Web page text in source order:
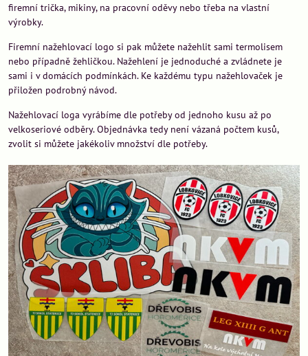
firemní trička, mikiny, na pracovní oděvy nebo třeba na vlastní
výrobky.
Firemní nažehlovací logo si pak můžete nažehlit sami termolisem
nebo případně žehličkou. Nažehlení je jednoduché a zvládnete je
sami i v domácích podmínkách. Ke každému typu nažehlovaček je
přiložen podrobný návod.
Nažehlovací loga vyrábíme dle potřeby od jednoho kusu až po
velkoseriové odběry. Objednávka tedy není vázaná počtem kusů,
zvolit si můžete jakékoliv množství dle potřeby.